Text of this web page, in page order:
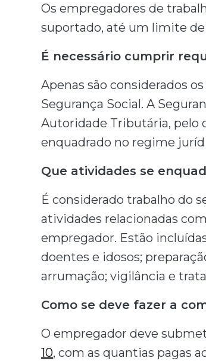
Os empregadores de
suportado, até um limite
É necessário cumprir
Apenas são considerados
Segurança Social. A
Autoridade Tributária, pelo
enquadrado no regime
Que atividades se
É considerado trabalho do
atividades relacionadas
empregador. Estão
doentes e idosos;
arrumação; vigilância e
Como se deve fazer a
O empregador deve
10, com as quantias pagas